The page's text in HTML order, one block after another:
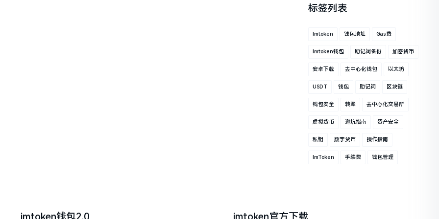
标签列表
Imtoken 钱包地址 Gas费
Imtoken钱包 助记词备份 加密货币
安卓下载 去中心化钱包 以太坊
USDT 钱包 助记词 区块链
钱包安全 转账 去中心化交易所
虚拟货币 避坑指南 资产安全
私钥 数字货币 操作指南
ImToken 手续费 钱包管理